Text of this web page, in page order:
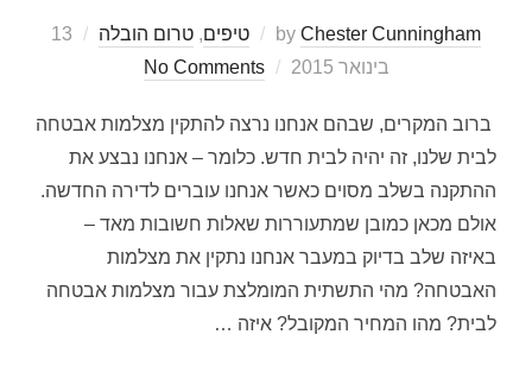
by Chester Cunningham טיפים, טרום הובלה
Posted
13
בינואר 2015
No Comments
ברוב המקרים, שבהם אנחנו נרצה להתקין מצלמות אבטחה
לבית שלנו, זה יהיה לבית חדש. כלומר – אנחנו נבצע את
ההתקנה בשלב מסוים כאשר אנחנו עוברים לדירה החדשה.
אולם מכאן כמובן שמתעוררות שאלות חשובות מאד –
באיזה שלב בדיוק במעבר אנחנו נתקין את מצלמות
האבטחה? מהי התשתית המומלצת עבור מצלמות אבטחה
לבית? מהו המחיר המקובל? איזה …